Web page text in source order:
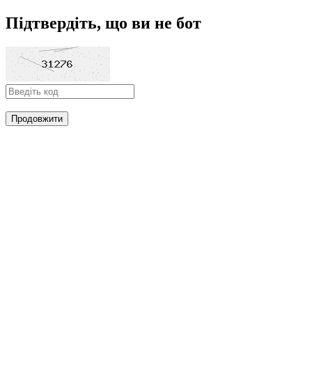
Підтвердіть, що ви не бот
Продовжити